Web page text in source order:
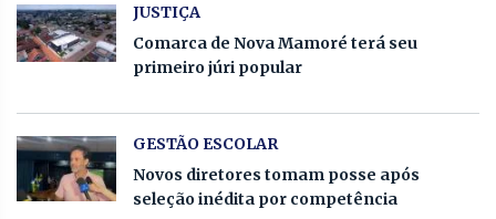
JUSTIÇA
Comarca de Nova Mamoré terá seu
primeiro júri popular
GESTÃO ESCOLAR
Novos diretores tomam posse após
seleção inédita por competência